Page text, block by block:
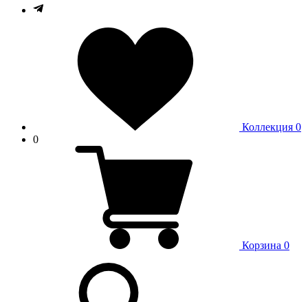
Коллекция 0
0
Корзина 0